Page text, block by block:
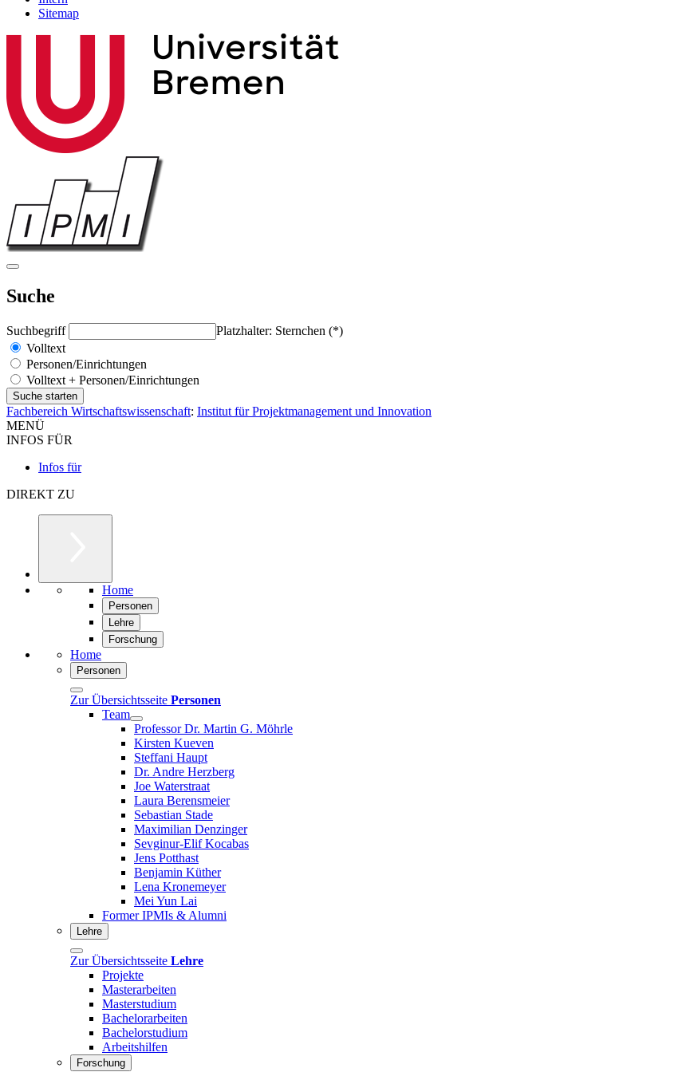
Sitemap
Suche
Suchbegriff
Platzhalter: Sternchen (*)
Volltext
Personen/Einrichtungen
Volltext + Personen/Einrichtungen
Fachbereich Wirtschaftswissenschaft: Institut für Projektmanagement und Innovation
MENÜ
INFOS FÜR
Infos für
DIREKT ZU
Home
Personen
Lehre
Forschung
Home
Personen
Zur Übersichtsseite Personen
Team
Professor Dr. Martin G. Möhrle
Kirsten Kueven
Steffani Haupt
Dr. Andre Herzberg
Joe Waterstraat
Laura Berensmeier
Sebastian Stade
Maximilian Denzinger
Sevginur-Elif Kocabas
Jens Potthast
Benjamin Küther
Lena Kronemeyer
Mei Yun Lai
Former IPMIs & Alumni
Lehre
Zur Übersichtsseite Lehre
Projekte
Masterarbeiten
Masterstudium
Bachelorarbeiten
Bachelorstudium
Arbeitshilfen
Forschung